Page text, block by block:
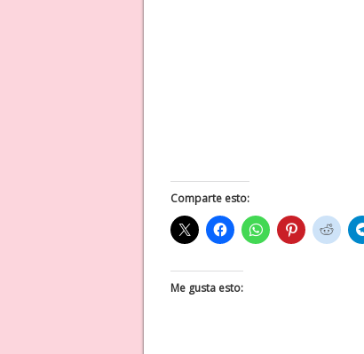
Comparte esto:
Me gusta esto: